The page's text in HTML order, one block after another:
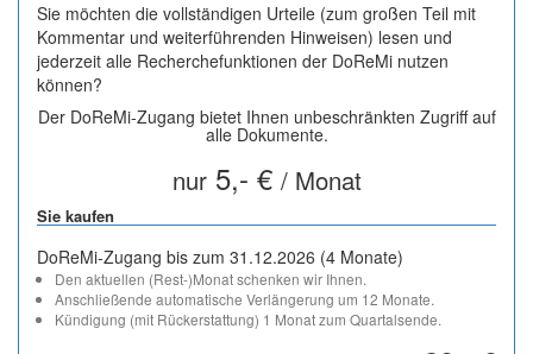
Sie möchten die vollständigen Urteile (zum großen Teil mit
Kommentar und weiterführenden Hinweisen) lesen und
jederzeit alle Recherchefunktionen der DoReMi nutzen
können?
Der DoReMi-Zugang bietet Ihnen unbeschränkten Zugriff auf
alle Dokumente.
nur5,- € / Monat
Sie kaufen
DoReMi-Zugang bis zum 31.12.2026 (4 Monate)
Den aktuellen (Rest-)Monat schenken wir Ihnen.
Anschließende automatische Verlängerung um 12 Monate.
Kündigung (mit Rückerstattung) 1 Monat zum Quartalsende.